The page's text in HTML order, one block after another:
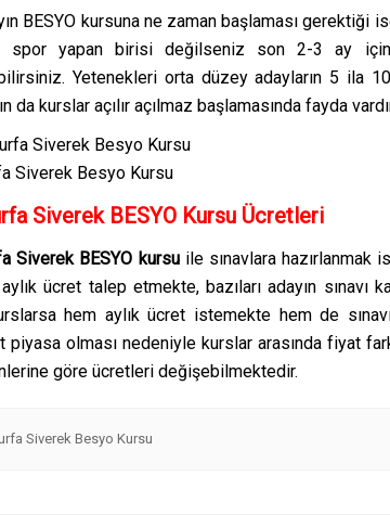
BESYO kursuna ne zaman başlaması gerektiği
spor yapan birisi değilseniz son 2-3 ay
Yetenekleri orta düzey adayların 5 ila
da kurslar açılır açılmaz başlamasında fayda
Siverek Besyo Kursu
Siverek BESYO Kursu Ücretleri
Siverek BESYO kursu ile sınavlara hazırlanmak
ücret talep etmekte, bazıları adayın sınavı
hem aylık ücret istemekte hem de
piyasa olması nedeniyle kurslar arasında fiyat
göre ücretleri değişebilmektedir.
Siverek Besyo Kursu